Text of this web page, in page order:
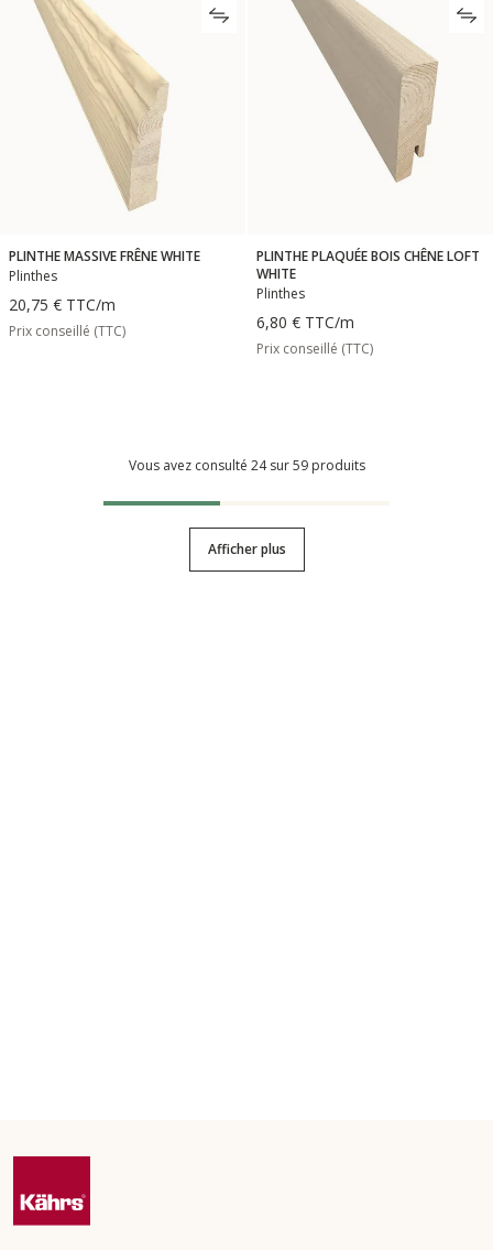
PLINTHE MASSIVE FRÊNE WHITE
Plinthes
20,75 € TTC/m
Prix conseillé (TTC)
PLINTHE PLAQUÉE BOIS CHÊNE LOFT
WHITE
Plinthes
6,80 € TTC/m
Prix conseillé (TTC)
Vous avez consulté 24 sur 59 produits
Afficher plus